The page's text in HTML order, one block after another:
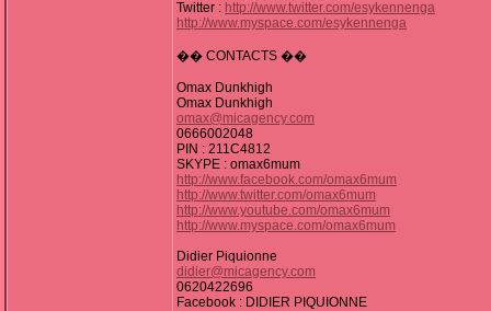
Twitter : http://www.twitter.com/esykennenga
http://www.myspace.com/esykennenga
�� CONTACTS ��
Omax Dunkhigh
Omax Dunkhigh
omax@micagency.com
0666002048
PIN : 211C4812
SKYPE : omax6mum
http://www.facebook.com/omax6mum
http://www.twitter.com/omax6mum
http://www.youtube.com/omax6mum
http://www.myspace.com/omax6mum
Didier Piquionne
didier@micagency.com
0620422696
Facebook : DIDIER PIQUIONNE